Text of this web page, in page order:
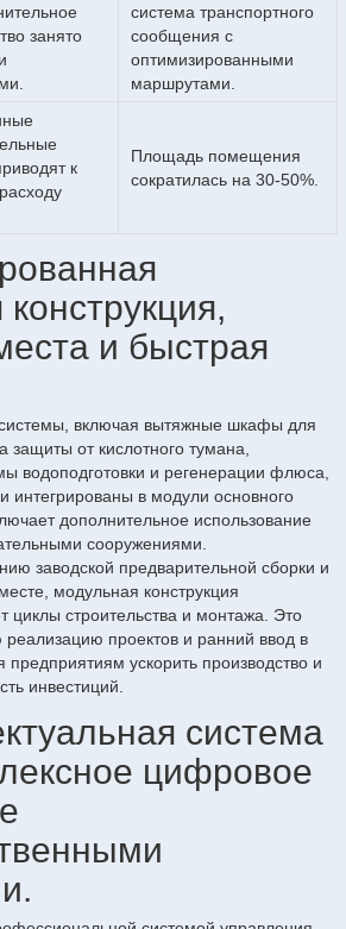
занято
система транспортного
сообщения с
оптимизированными
маршрутами.
к
Площадь помещения
сократилась на 30-50%.
и быстрая
включая вытяжные шкафы для
защиты от кислотного тумана,
водоподготовки и регенерации флюса,
интегрированы в модули основного
дополнительное использование
сооружениями.
заводской предварительной сборки и
модульная конструкция
циклы строительства и монтажа. Это
проектов и ранний ввод в
предприятиям ускорить производство и
инвестиций.
система
цифровое